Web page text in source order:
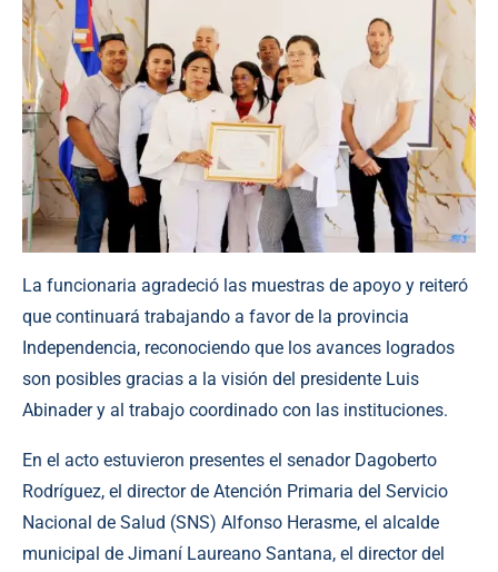
La funcionaria agradeció las muestras de apoyo y reiteró
que continuará trabajando a favor de la provincia
Independencia, reconociendo que los avances logrados
son posibles gracias a la visión del presidente Luis
Abinader y al trabajo coordinado con las instituciones.
En el acto estuvieron presentes el senador Dagoberto
Rodríguez, el director de Atención Primaria del Servicio
Nacional de Salud (SNS) Alfonso Herasme, el alcalde
municipal de Jimaní Laureano Santana, el director del